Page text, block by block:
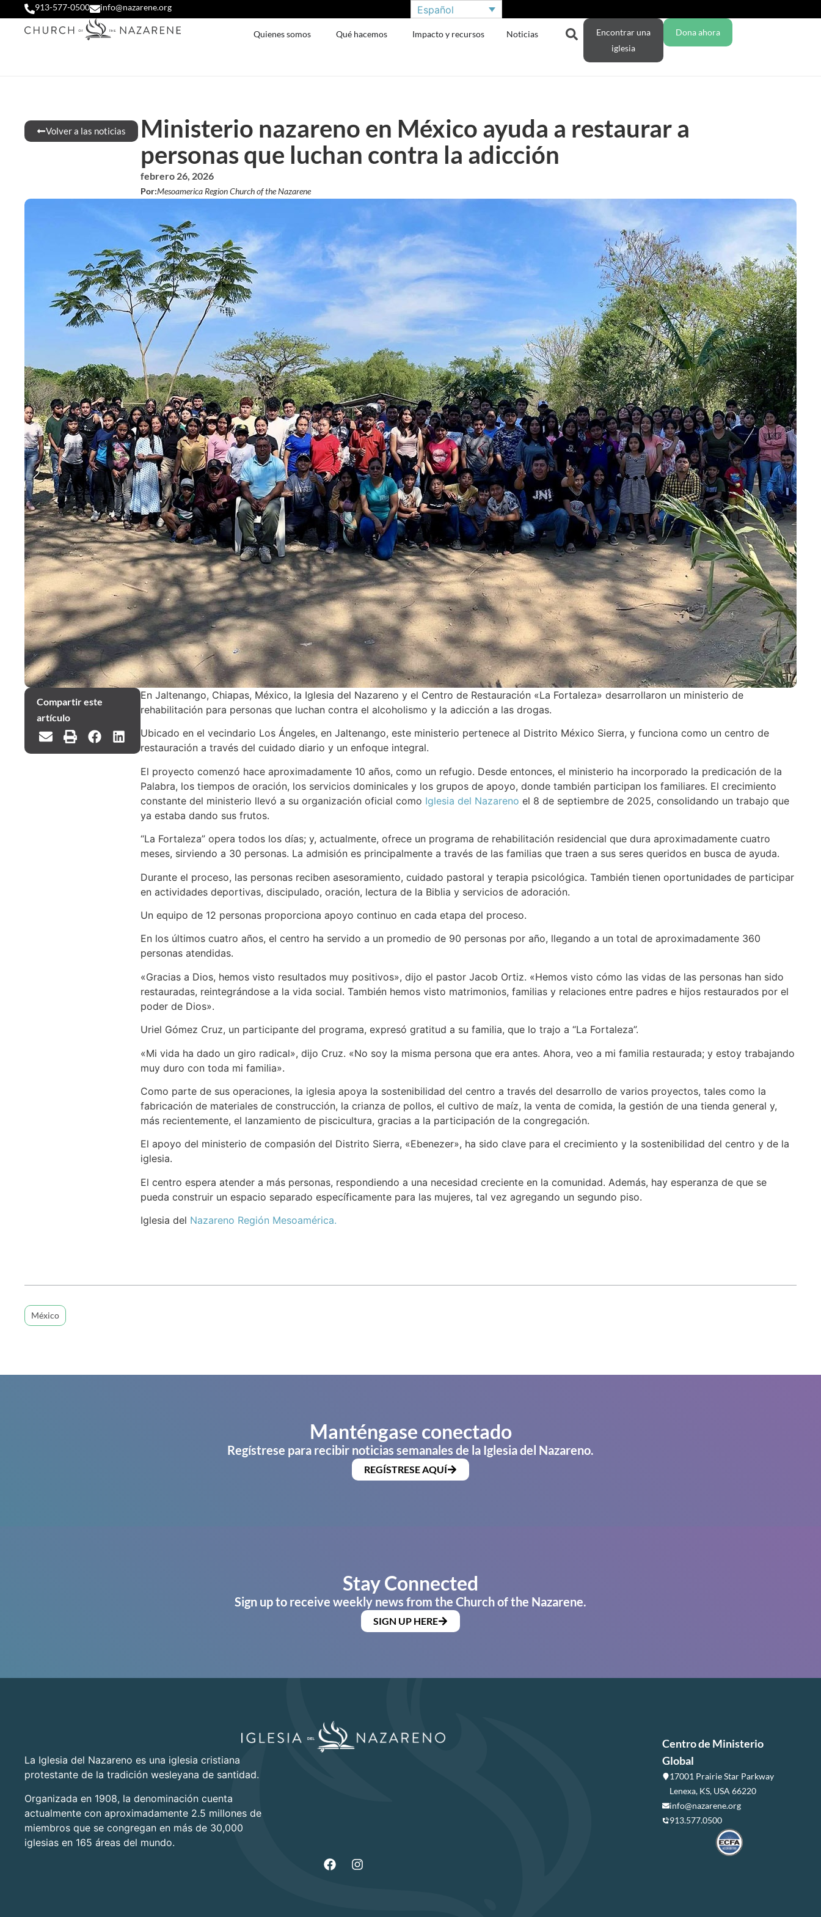
913-577-0500 info@nazarene.org Español
Quienes somos Qué hacemos Impacto y recursos Noticias
Encontrar una
iglesia
Dona ahora
Volver a las noticias
Ministerio nazareno en México ayuda a restaurar a
personas que luchan contra la adicción
febrero 26, 2026
Por:Mesoamerica Region Church of the Nazarene
Compartir este
artículo
En Jaltenango, Chiapas, México, la Iglesia del Nazareno y el Centro de Restauración «La Fortaleza» desarrollaron un ministerio de
rehabilitación para personas que luchan contra el alcoholismo y la adicción a las drogas.
Ubicado en el vecindario Los Ángeles, en Jaltenango, este ministerio pertenece al Distrito México Sierra, y funciona como un centro de
restauración a través del cuidado diario y un enfoque integral.
El proyecto comenzó hace aproximadamente 10 años, como un refugio. Desde entonces, el ministerio ha incorporado la predicación de la
Palabra, los tiempos de oración, los servicios dominicales y los grupos de apoyo, donde también participan los familiares. El crecimiento
constante del ministerio llevó a su organización oficial como Iglesia del Nazareno el 8 de septiembre de 2025, consolidando un trabajo que
ya estaba dando sus frutos.
“La Fortaleza” opera todos los días; y, actualmente, ofrece un programa de rehabilitación residencial que dura aproximadamente cuatro
meses, sirviendo a 30 personas. La admisión es principalmente a través de las familias que traen a sus seres queridos en busca de ayuda.
Durante el proceso, las personas reciben asesoramiento, cuidado pastoral y terapia psicológica. También tienen oportunidades de participar
en actividades deportivas, discipulado, oración, lectura de la Biblia y servicios de adoración.
Un equipo de 12 personas proporciona apoyo continuo en cada etapa del proceso.
En los últimos cuatro años, el centro ha servido a un promedio de 90 personas por año, llegando a un total de aproximadamente 360
personas atendidas.
«Gracias a Dios, hemos visto resultados muy positivos», dijo el pastor Jacob Ortiz. «Hemos visto cómo las vidas de las personas han sido
restauradas, reintegrándose a la vida social. También hemos visto matrimonios, familias y relaciones entre padres e hijos restaurados por el
poder de Dios».
Uriel Gómez Cruz, un participante del programa, expresó gratitud a su familia, que lo trajo a “La Fortaleza”.
«Mi vida ha dado un giro radical», dijo Cruz. «No soy la misma persona que era antes. Ahora, veo a mi familia restaurada; y estoy trabajando
muy duro con toda mi familia».
Como parte de sus operaciones, la iglesia apoya la sostenibilidad del centro a través del desarrollo de varios proyectos, tales como la
fabricación de materiales de construcción, la crianza de pollos, el cultivo de maíz, la venta de comida, la gestión de una tienda general y,
más recientemente, el lanzamiento de piscicultura, gracias a la participación de la congregación.
El apoyo del ministerio de compasión del Distrito Sierra, «Ebenezer», ha sido clave para el crecimiento y la sostenibilidad del centro y de la
iglesia.
El centro espera atender a más personas, respondiendo a una necesidad creciente en la comunidad. Además, hay esperanza de que se
pueda construir un espacio separado específicamente para las mujeres, tal vez agregando un segundo piso.
Iglesia del Nazareno Región Mesoamérica.
México
Manténgase conectado
Regístrese para recibir noticias semanales de la Iglesia del Nazareno.
REGÍSTRESE AQUÍ
Stay Connected
Sign up to receive weekly news from the Church of the Nazarene.
SIGN UP HERE
La Iglesia del Nazareno es una iglesia cristiana
protestante de la tradición wesleyana de santidad.
Organizada en 1908, la denominación cuenta
actualmente con aproximadamente 2.5 millones de
miembros que se congregan en más de 30,000
iglesias en 165 áreas del mundo.
Centro de Ministerio
Global
17001 Prairie Star Parkway
Lenexa, KS, USA 66220
info@nazarene.org
913.577.0500